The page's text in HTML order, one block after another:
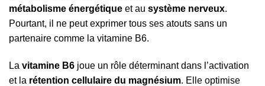
métabolisme énergétique et au système nerveux.
Pourtant, il ne peut exprimer tous ses atouts sans un
partenaire comme la vitamine B6.
La vitamine B6 joue un rôle déterminant dans l’activation
et la rétention cellulaire du magnésium. Elle optimise